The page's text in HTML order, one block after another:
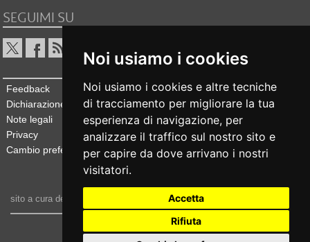
Noi usiamo i cookies
Noi usiamo i cookies e altre tecniche
di tracciamento per migliorare la tua
esperienza di navigazione, per
analizzare il traffico sul nostro sito e
per capire da dove arrivano i nostri
visitatori.
Accetta
Rifiuta
SEGUIMI SU
Feedback
Dichiarazione di accessibilità
Note legali
Privacy
Cambio preferenze cookie
sito a cura dell' Ufficio stampa e comunicazione
realizzato da